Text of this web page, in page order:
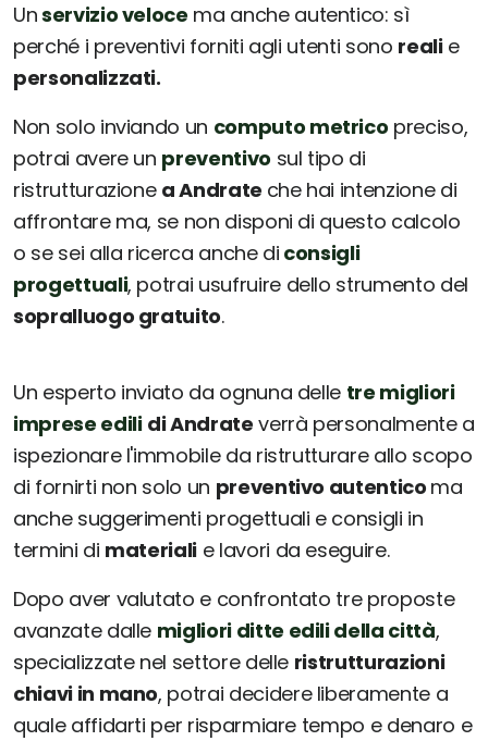
Unservizio veloce ma anche autentico: sì
perché i preventivi forniti agli utenti sono realie
personalizzati.
Non solo inviando un computo metrico preciso,
potrai avere un preventivo sul tipo di
ristrutturazione a Andrate che hai intenzione di
affrontare ma, se non disponi di questo calcolo
o se sei alla ricerca anche di consigli
progettuali, potrai usufruire dello strumento del
sopralluogo gratuito.
Un esperto inviato da ognuna delle tre migliori
imprese edili di Andrate verrà personalmente a
ispezionare l'immobile da ristrutturare allo scopo
di fornirti non solo un preventivo autentico ma
anche suggerimenti progettuali e consigli in
termini di materiali e lavori da eseguire.
Dopo aver valutato e confrontato tre proposte
avanzate dalle migliori ditte edili della città,
specializzate nel settore delle ristrutturazioni
chiavi in mano, potrai decidere liberamente a
quale affidarti per risparmiare tempo e denaro e